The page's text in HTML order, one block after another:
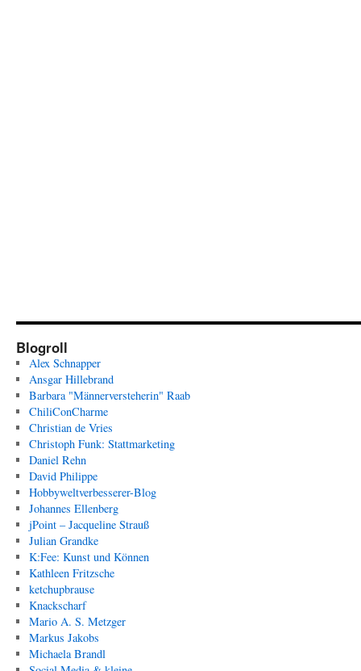
Blogroll
Alex Schnapper
Ansgar Hillebrand
Barbara "Männerversteherin" Raab
ChiliConCharme
Christian de Vries
Christoph Funk: Stattmarketing
Daniel Rehn
David Philippe
Hobbyweltverbesserer-Blog
Johannes Ellenberg
jPoint – Jacqueline Strauß
Julian Grandke
K:Fee: Kunst und Können
Kathleen Fritzsche
ketchupbrause
Knackscharf
Mario A. S. Metzger
Markus Jakobs
Michaela Brandl